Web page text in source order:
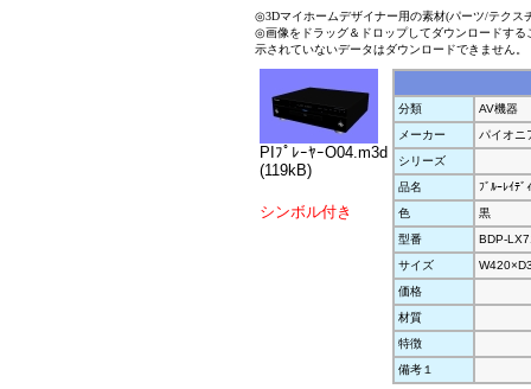
◎3Dマイホームデザイナー用の素材(パーツ/テクス
◎画像をドラッグ＆ドロップしてダウンロードす
示されていないデータはダウンロードできません。
PIﾌﾟﾚｰﾔｰO04.m3d
(119kB)
シンボル付き
分類
AV機器
メーカー
パイオニ
シリーズ
品名
ﾌﾞﾙｰﾚｲﾃﾞ
色
黒
型番
BDP-
サイズ
価格
材質
特徴
備考１